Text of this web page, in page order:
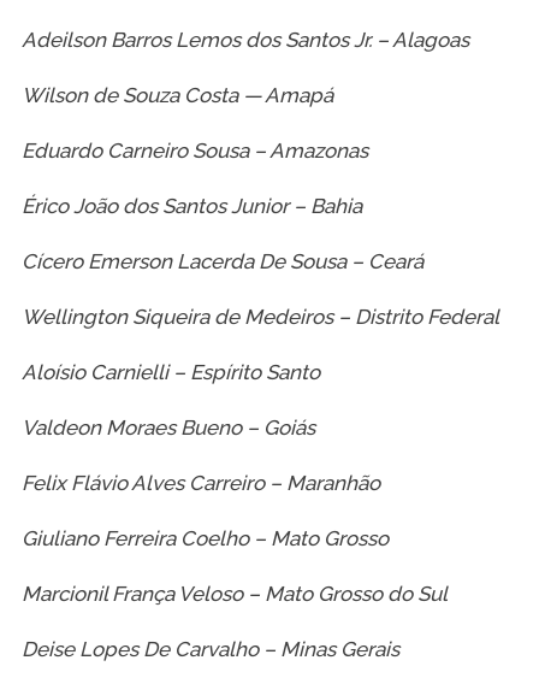
Adeilson Barros Lemos dos Santos Jr. – Alagoas
Wilson de Souza Costa — Amapá
Eduardo Carneiro Sousa – Amazonas
Érico João dos Santos Junior – Bahia
Cícero Emerson Lacerda De Sousa – Ceará
Wellington Siqueira de Medeiros – Distrito Federal
Aloísio Carnielli – Espírito Santo
Valdeon Moraes Bueno – Goiás
Felix Flávio Alves Carreiro – Maranhão
Giuliano Ferreira Coelho – Mato Grosso
Marcionil França Veloso – Mato Grosso do Sul
Deise Lopes De Carvalho – Minas Gerais